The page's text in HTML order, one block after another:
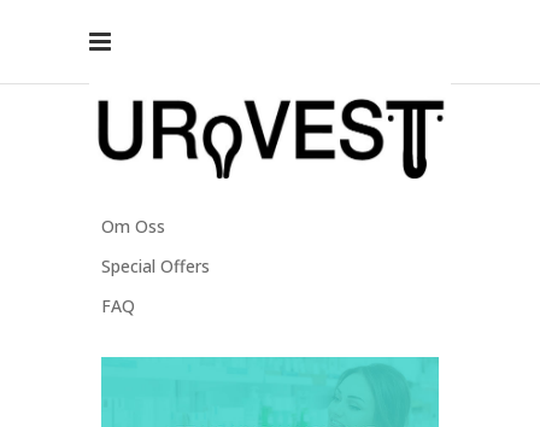
Outpatient Surgery
Om Oss
Special Offers
FAQ